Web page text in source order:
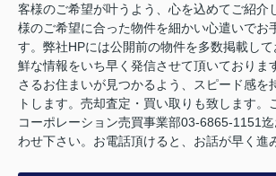
客様のご希望が叶うよう、心を込めてご紹介
様のご希望に合った物件を細かい心遣いでお
す。弊社HPには公開前の物件を多数掲載し
鮮な情報をいち早く発信させて頂いておりま
さるお住まいが見つかるよう、スピード感を
トします。売却査定・買い取りも致します。
コーポレーション売買事業部03-6865-1151
わせ下さい。お電話頂けると、お話が早く進